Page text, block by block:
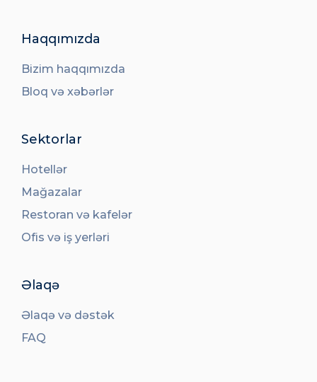
Haqqımızda
Bizim haqqımızda
Bloq və xəbərlər
Sektorlar
Hotellər
Mağazalar
Restoran və kafelər
Ofis və iş yerləri
Əlaqə
Əlaqə və dəstək
FAQ